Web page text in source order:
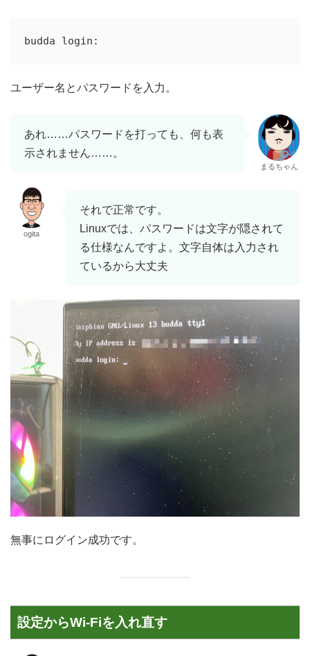
ユーザー名とパスワードを入力。
あれ……パスワードを打っても、何も表
示されません……。
まるちゃん
ogita
それで正常です。
Linuxでは、パスワードは文字が隠されて
る仕様なんですよ。文字自体は入力され
ているから大丈夫
無事にログイン成功です。
設定からWi-Fiを入れ直す